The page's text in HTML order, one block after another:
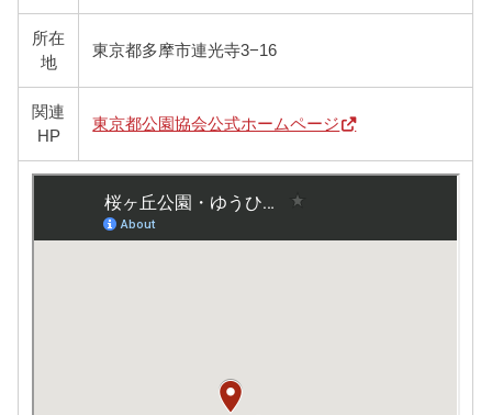
所在
地
東京都多摩市連光寺3−16
関連
HP
東京都公園協会公式ホームページ